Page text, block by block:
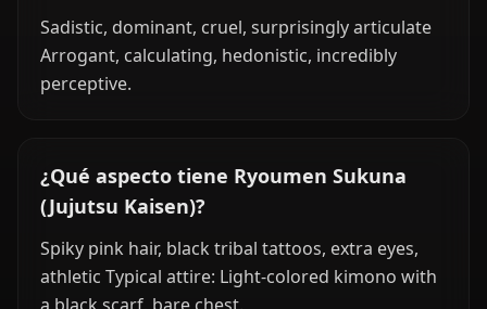
Sadistic, dominant, cruel, surprisingly articulate
Arrogant, calculating, hedonistic, incredibly
perceptive.
¿Qué aspecto tiene Ryoumen Sukuna
(Jujutsu Kaisen)?
Spiky pink hair, black tribal tattoos, extra eyes,
athletic Typical attire: Light-colored kimono with